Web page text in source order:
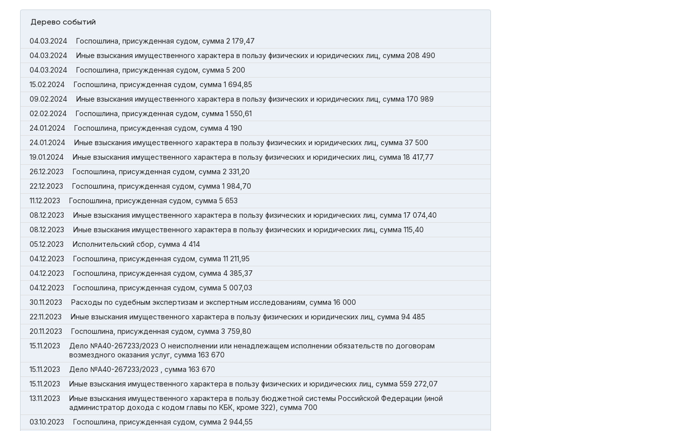
Дерево событий
04.03.2024
Госпошлина, присужденная судом, сумма 2 179,47
04.03.2024
Иные взыскания имущественного характера в пользу физических и юридических лиц, сумма 208 490
04.03.2024
Госпошлина, присужденная судом, сумма 5 200
15.02.2024
Госпошлина, присужденная судом, сумма 1 694,85
09.02.2024
Иные взыскания имущественного характера в пользу физических и юридических лиц, сумма 170 989
02.02.2024
Госпошлина, присужденная судом, сумма 1 550,61
24.01.2024
Госпошлина, присужденная судом, сумма 4 190
24.01.2024
Иные взыскания имущественного характера в пользу физических и юридических лиц, сумма 37 500
19.01.2024
Иные взыскания имущественного характера в пользу физических и юридических лиц, сумма 18 417,77
26.12.2023
Госпошлина, присужденная судом, сумма 2 331,20
22.12.2023
Госпошлина, присужденная судом, сумма 1 984,70
11.12.2023
Госпошлина, присужденная судом, сумма 5 653
08.12.2023
Иные взыскания имущественного характера в пользу физических и юридических лиц, сумма 17 074,40
08.12.2023
Иные взыскания имущественного характера в пользу физических и юридических лиц, сумма 115,40
05.12.2023
Исполнительский сбор, сумма 4 414
04.12.2023
Госпошлина, присужденная судом, сумма 11 211,95
04.12.2023
Госпошлина, присужденная судом, сумма 4 385,37
04.12.2023
Госпошлина, присужденная судом, сумма 5 007,03
30.11.2023
Расходы по судебным экcпертизам и экспертным исследованиям, сумма 16 000
22.11.2023
Иные взыскания имущественного характера в пользу физических и юридических лиц, сумма 94 485
20.11.2023
Госпошлина, присужденная судом, сумма 3 759,80
15.11.2023
Дело №А40-267233/2023 О неисполнении или ненадлежащем исполнении обязательств по договорам
возмездного оказания услуг, сумма 163 670
15.11.2023
Дело №А40-267233/2023 , сумма 163 670
15.11.2023
Иные взыскания имущественного характера в пользу физических и юридических лиц, сумма 559 272,07
13.11.2023
Иные взыскания имущественного характера в пользу бюджетной системы Российской Федерации (иной
администратор дохода с кодом главы по КБК, кроме 322), сумма 700
03.10.2023
Госпошлина, присужденная судом, сумма 2 944,55